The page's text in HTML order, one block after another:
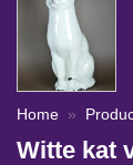
Home »
Witte kat